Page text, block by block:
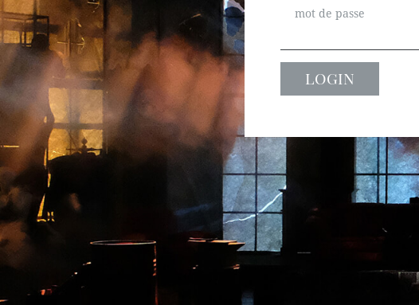
mot de passe